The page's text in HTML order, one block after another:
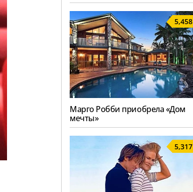
5,458
Марго Робби приобрела «Дом
мечты»
5,317